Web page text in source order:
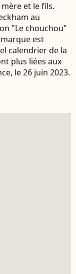
et le fils.
au
"Le chouchou"
est
calendrier de la
plus liées aux
le 26 juin 2023.